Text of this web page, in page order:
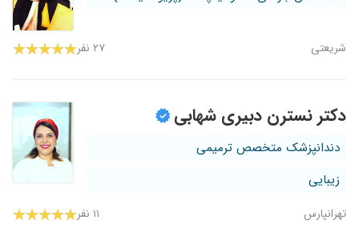
شریعتی ۲۷ نفر
دکتر نسترن دبیری شهابی
دندانپزشک متخصص ترمیمی
زیبایی
تهرانپارس ۱۱ نفر